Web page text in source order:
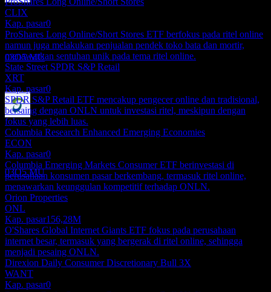
Pembayaran dividen
31
DEC 27
ProShares Online Retail
Perkiraan
03O5.MU
Ex-dividen
27
MAR 28
ProShares Online Retail
Perkiraan
03O5.MU
CLIX
Kap. pasar0
ProShares Long Online/Short Stores ETF berfokus pada ritel online
namun juga melakukan penjualan pendek toko bata dan mortir,
menawarkan sentuhan unik pada tema ritel online.
State Street SPDR S&P Retail
XRT
Kap. pasar0
SPDR S&P Retail ETF mencakup pengecer online dan tradisional,
bersaing dengan ONLN untuk investasi ritel, meskipun dengan
fokus yang lebih luas.
Columbia Research Enhanced Emerging Economies
ECON
Kap. pasar0
Columbia Emerging Markets Consumer ETF berinvestasi di
perusahaan konsumen pasar berkembang, termasuk ritel online,
menawarkan keunggulan kompetitif terhadap ONLN.
Orion Properties
ONL
Kap. pasar156,28M
O'Shares Global Internet Giants ETF fokus pada perusahaan
internet besar, termasuk yang bergerak di ritel online, sehingga
menjadi pesaing ONLN.
Direxion Daily Consumer Discretionary Bull 3X
WANT
Kap. pasar0